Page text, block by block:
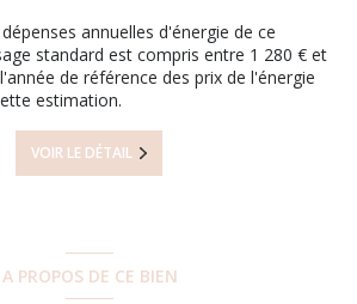
annuelles d'énergie de ce
standard est compris entre 1 280 € et
de référence des prix de l'énergie
estimation.
VOIR LE DÉTAIL
A PROPOS DE CE BIEN